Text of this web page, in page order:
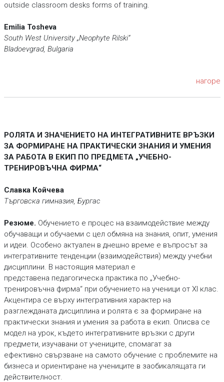
outside classroom desks forms of training.
Emilia Tosheva
South West University „Neophyte Rilski“
Bladoevgrad, Bulgaria
нагоре
РОЛЯТА И ЗНАЧЕНИЕТО НА ИНТЕГРАТИВНИТЕ ВРЪЗКИ
ЗА ФОРМИРАНЕ НА ПРАКТИЧЕСКИ ЗНАНИЯ И УМЕНИЯ
ЗА РАБОТА В ЕКИП ПО ПРЕДМЕТА „УЧЕБНО-
ТРЕНИРОВЪЧНА ФИРМА“
Славка Койчева
Търговска гимназия, Бургас
Резюме. Обучението е процес на взаимодействие между
обучаващи и обучаеми с цел обмяна на знания, опит, умения
и идеи. Особено актуален в днешно време е въпросът за
интегративните тенденции (взаимодействия) между учебни
дисциплини. В настоящия материал е
представена педагогическа практика по „Учебно-
тренировъчна фирма“ при обучението на ученици от XI клас.
Акцентира се върху интегративния характер на
разглежданата дисциплина и ролята є за формиране на
практически знания и умения за работа в екип. Описва се
модел на урок, където интегративните връзки с други
предмети, изучавани от учениците, спомагат за
ефективно свързване на самото обучение с проблемите на
бизнеса и ориентиране на учениците в заобикалящата ги
действителност.